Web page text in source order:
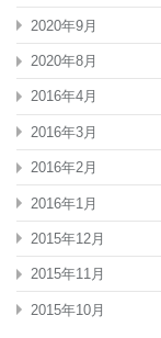
2020年9月
2020年8月
2016年4月
2016年3月
2016年2月
2016年1月
2015年12月
2015年11月
2015年10月